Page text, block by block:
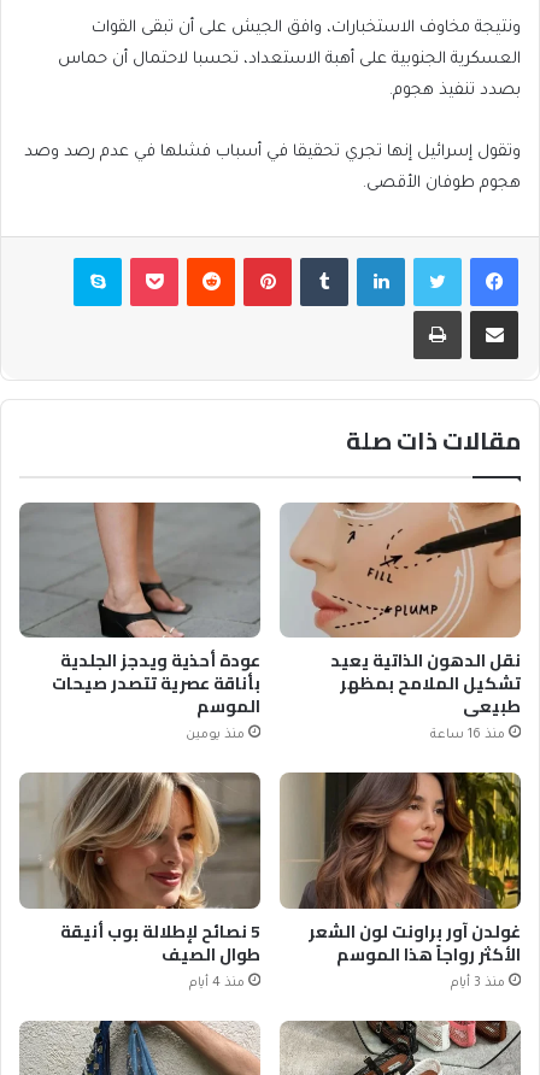
ونتيجة مخاوف الاستخبارات، وافق الجيش على أن تبقى القوات
العسكرية الجنوبية على أهبة الاستعداد، تحسبا لاحتمال أن حماس
بصدد تنفيذ هجوم.
وتقول إسرائيل إنها تجري تحقيقا في أسباب فشلها في عدم رصد وصد
هجوم طوفان الأقصى.
فيسبوكتويتر لينكدإن بينتيريست بوكيت سكايب
مشاركة عبر البريد طباعة
مقالات ذات صلة
نقل الدهون الذاتية يعيد
تشكيل الملامح بمظهر
طبيعي
منذ 16 ساعة
عودة أحذية ويدجز الجلدية
بأناقة عصرية تتصدر صيحات
الموسم
منذ يومين
غولدن آور براونت لون الشعر
الأكثر رواجاً هذا الموسم
منذ 3 أيام
5 نصائح لإطلالة بوب أنيقة
طوال الصيف
منذ 4 أيام